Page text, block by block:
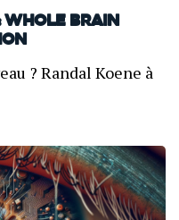
Whole Brain
? Randal Koene à